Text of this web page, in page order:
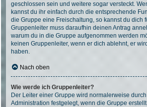
geschlossen sein und weitere sogar versteckt.
kannst du ihr einfach durch die entsprechende
die Gruppe eine Freischaltung, so kannst du dich
Gruppenleiter muss daraufhin deinen Antrag
warum du in die Gruppe aufgenommen werden
keinen Gruppenleiter, wenn er dich ablehnt, er
haben.
Nach oben
Wie werde ich Gruppenleiter?
Der Leiter einer Gruppe wird normalerweise
Administration festgelegt, wenn die Gruppe